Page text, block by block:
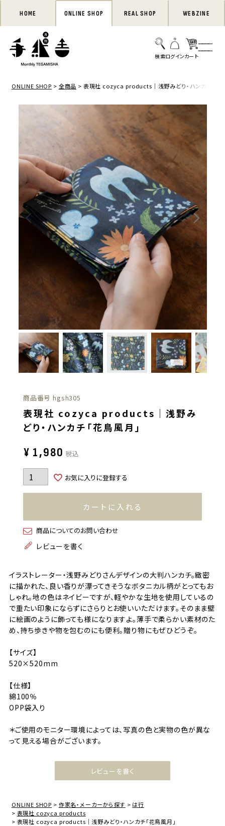
HOME ONLINE SHOP REAL SHOP WEBZINE
ONLINE SHOP 全商品 表現社 cozyca products｜浅野みどり・ハンカチ「花
商品番号 hgsh305
表現社 cozyca products｜浅野み
どり・ハンカチ「花鳥風月」
¥ 1,980 税込
お気に入りに登録する
カートに入れる
商品についてのお問い合わせ
レビューを書く
イラストレーター・浅野みどりさんデザインの大判ハンカチ。緻密
に描かれた、良い香りが漂ってきそうなボタニカル柄がとってもお
しゃれ。地の色はネイビーですが、軽やかな生地を使用しているの
で重たい印象にならずにさらりとお使いいただけます。そのまま壁
に絵画のように飾っても様になりますよ。薄手で柔らかい素材のた
め、持ち歩きや物を包むのにも便利。贈り物にもぜひどうぞ。
【サイズ】
520×520mm
【仕様】
綿100％
OPP袋入り
＊ご使用のモニター環境によっては、写真の色と実物の色が異な
って見える場合がございます。
レビューを書く
ONLINE SHOP 作家名・メーカーから探す
は行
表現社 cozyca products
表現社 cozyca products｜浅野みどり・ハンカチ「花鳥風月」